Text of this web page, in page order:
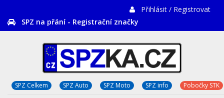
Přihlásit / Registrovat
SPZ na přání - Registrační značky
SPZ Celkem SPZ Auto SPZ Moto SPZ info Pobočky STK